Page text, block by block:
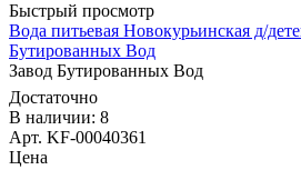
Быстрый просмотр
Вода питьевая Новокурьинская д/
Бутированных Вод
Завод Бутированных Вод
Достаточно
В наличии: 8
Арт. KF-00040361
Цена